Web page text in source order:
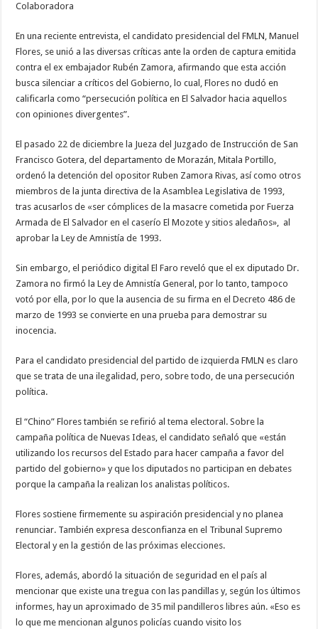
Colaboradora
En una reciente entrevista, el candidato presidencial del FMLN, Manuel
Flores, se unió a las diversas críticas ante la orden de captura emitida
contra el ex embajador Rubén Zamora, afirmando que esta acción
busca silenciar a críticos del Gobierno, lo cual, Flores no dudó en
calificarla como “persecución política en El Salvador hacia aquellos
con opiniones divergentes”.
El pasado 22 de diciembre la Jueza del Juzgado de Instrucción de San
Francisco Gotera, del departamento de Morazán, Mitala Portillo,
ordenó la detención del opositor Ruben Zamora Rivas, así como otros
miembros de la junta directiva de la Asamblea Legislativa de 1993,
tras acusarlos de «ser cómplices de la masacre cometida por Fuerza
Armada de El Salvador en el caserío El Mozote y sitios aledaños», al
aprobar la Ley de Amnistía de 1993.
Sin embargo, el periódico digital El Faro reveló que el ex diputado Dr.
Zamora no firmó la Ley de Amnistía General, por lo tanto, tampoco
votó por ella, por lo que la ausencia de su firma en el Decreto 486 de
marzo de 1993 se convierte en una prueba para demostrar su
inocencia.
Para el candidato presidencial del partido de izquierda FMLN es claro
que se trata de una ilegalidad, pero, sobre todo, de una persecución
política.
El “Chino” Flores también se refirió al tema electoral. Sobre la
campaña política de Nuevas Ideas, el candidato señaló que «están
utilizando los recursos del Estado para hacer campaña a favor del
partido del gobierno» y que los diputados no participan en debates
porque la campaña la realizan los analistas políticos.
Flores sostiene firmemente su aspiración presidencial y no planea
renunciar. También expresa desconfianza en el Tribunal Supremo
Electoral y en la gestión de las próximas elecciones.
Flores, además, abordó la situación de seguridad en el país al
mencionar que existe una tregua con las pandillas y, según los últimos
informes, hay un aproximado de 35 mil pandilleros libres aún. «Eso es
lo que me mencionan algunos policías cuando visito los